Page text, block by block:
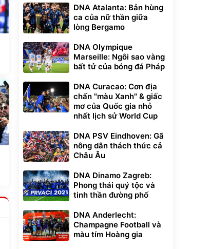
DNA Atalanta: Bản hùng
ca của nữ thần giữa
lòng Bergamo
DNA Olympique
Marseille: Ngôi sao vàng
bất tử của bóng đá Pháp
DNA Curacao: Cơn địa
chấn "màu Xanh" & giấc
mơ của Quốc gia nhỏ
nhất lịch sử World Cup
DNA PSV Eindhoven: Gã
nông dân thách thức cả
Châu Âu
DNA Dinamo Zagreb:
Phong thái quý tộc và
tinh thần đường phố
DNA Anderlecht:
Champagne Football và
màu tím Hoàng gia